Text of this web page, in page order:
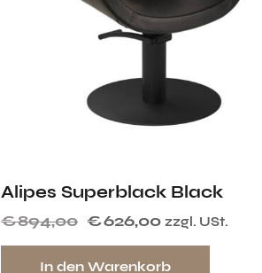
Alipes Superblack Black
€894,00 €626,00 zzgl. USt.
In den Warenkorb